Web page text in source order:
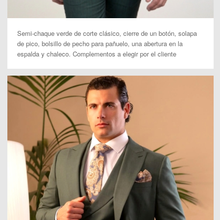
Semi-chaque verde de corte clásico, cierre de un botón, solapa
de pico, bolsillo de pecho para pañuelo, una abertura en la
espalda y chaleco. Complementos a elegir por el cliente